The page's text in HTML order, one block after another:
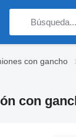
con gancho
con